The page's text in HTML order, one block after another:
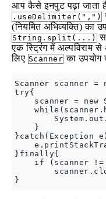
आप कैसे इनपुट पढ़ा जाता
.useDelimiter(",")
(नियमित अभिव्यक्ति) का
String.split(...)
एक स्ट्रिंग में अल्पविराम
लिए Scanner का
Scanner scanner =
try{
scanner = new
    }
}catch(Exception
}finally{
if (scanner !=